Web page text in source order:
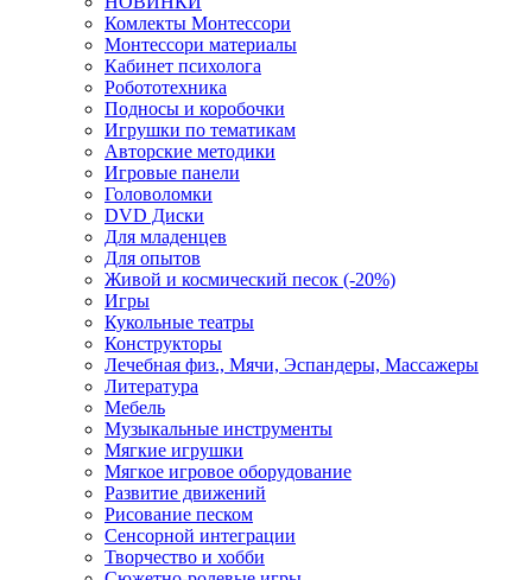
Комлекты Монтессори
Монтессори материалы
Кабинет психолога
Робототехника
Подносы и коробочки
Игрушки по тематикам
Авторские методики
Игровые панели
Головоломки
DVD Диски
Для младенцев
Для опытов
Живой и космический песок (-20%)
Игры
Кукольные театры
Конструкторы
Лечебная физ., Мячи, Эспандеры, Массажеры
Литература
Мебель
Музыкальные инструменты
Мягкие игрушки
Мягкое игровое оборудование
Развитие движений
Рисование песком
Сенсорной интеграции
Творчество и хобби